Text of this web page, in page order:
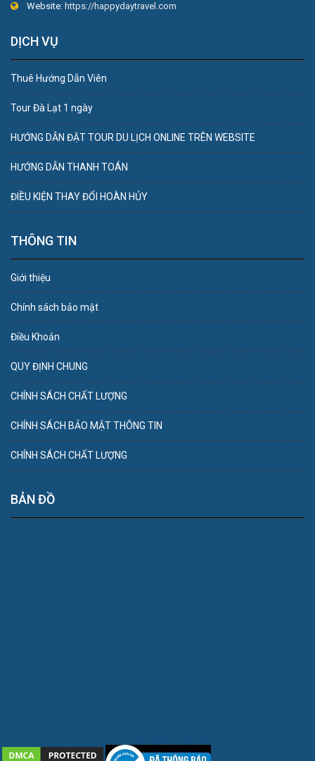
Website: https://happydaytravel.com
DỊCH VỤ
Thuê Hướng Dẫn Viên
Tour Đà Lạt 1 ngày
HƯỚNG DẪN ĐẶT TOUR DU LỊCH ONLINE TRÊN WEBSITE
HƯỚNG DẪN THANH TOÁN
ĐIỀU KIỆN THAY ĐỔI HOÀN HỦY
THÔNG TIN
Giới thiệu
Chính sách bảo mật
Điều Khoản
QUY ĐỊNH CHUNG
CHÍNH SÁCH CHẤT LƯỢNG
CHÍNH SÁCH BẢO MẬT THÔNG TIN
CHÍNH SÁCH CHẤT LƯỢNG
BẢN ĐỒ